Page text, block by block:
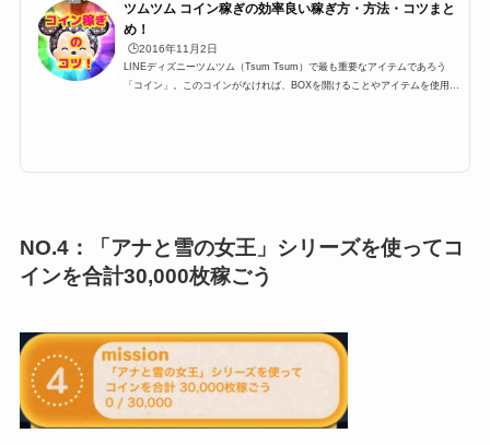
ツムツム コイン稼ぎの効率良い稼ぎ方・方法・コツまと
め！
🕒️2016年11月2日
LINEディズニーツムツム（Tsum Tsum）で最も重要なアイテムであろう
「コイン」。このコインがなければ、BOXを開けることやアイテムを使用す
NO.4：「アナと雪の女王」シリーズを使ってコ
インを合計30,000枚稼ごう